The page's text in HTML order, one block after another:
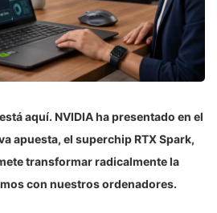
aquí. NVIDIA ha presentado en el
apuesta, el superchip RTX Spark,
transformar radicalmente la
con nuestros ordenadores.